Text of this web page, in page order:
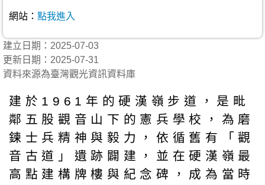
網站： 點我進入
建立日期：2025-07-03
更新日期：2025-07-31
資料來源為臺灣觀光資訊資料庫
建於1961年的硬漢嶺步道，是毗
鄰五股觀音山下的憲兵學校，為磨
鍊士兵精神與毅力，依循舊有「觀
音古道」遺跡闢建，並在硬漢嶺最
高點建構牌樓與紀念碑，成為當時